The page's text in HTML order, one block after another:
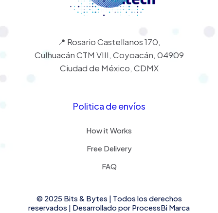
📍 Rosario Castellanos 170,
Culhuacán CTM VIII, Coyoacán, 04909
Ciudad de México, CDMX
Politica de envíos
How it Works
Free Delivery
FAQ
© 2025 Bits & Bytes | Todos los derechos
reservados | Desarrollado por ProcessBi Marca